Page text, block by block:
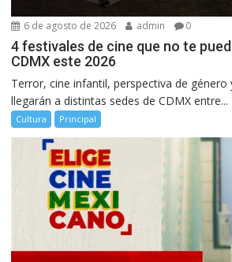
6 de agosto de 2026 admin 0
4 festivales de cine que no te
CDMX este 2026
Terror, cine infantil, perspectiva de género
llegarán a distintas sedes de CDMX entre...
Cultura Principal